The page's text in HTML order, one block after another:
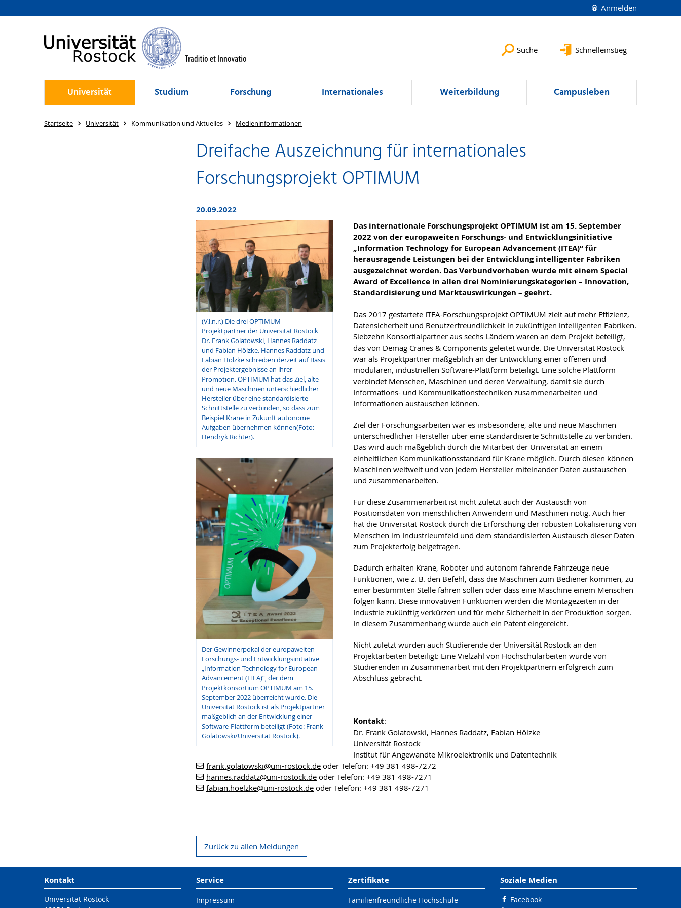
Anmelden
Suche Schnelleinstieg
Universität Studium Forschung Internationales Weiterbildung Campusleben
Startseite Universität Kommunikation und Aktuelles Medieninformationen
Dreifache Auszeichnung für internationales
Forschungsprojekt OPTIMUM
20.09.2022
(V.l.n.r.) Die drei OPTIMUM-
Projektpartner der Universität Rostock
Dr. Frank Golatowski, Hannes Raddatz
und Fabian Hölzke. Hannes Raddatz und
Fabian Hölzke schreiben derzeit auf Basis
der Projektergebnisse an ihrer
Promotion. OPTIMUM hat das Ziel, alte
und neue Maschinen unterschiedlicher
Hersteller über eine standardisierte
Schnittstelle zu verbinden, so dass zum
Beispiel Krane in Zukunft autonome
Aufgaben übernehmen können(Foto:
Hendryk Richter).
Der Gewinnerpokal der europaweiten
Forschungs- und Entwicklungsinitiative
„Information Technology for European
Advancement (ITEA)“, der dem
Projektkonsortium OPTIMUM am 15.
September 2022 überreicht wurde. Die
Universität Rostock ist als Projektpartner
maßgeblich an der Entwicklung einer
Software-Plattform beteiligt (Foto: Frank
Golatowski/Universität Rostock).
Das internationale Forschungsprojekt OPTIMUM ist am 15. September
2022 von der europaweiten Forschungs- und Entwicklungsinitiative
„Information Technology for European Advancement (ITEA)“ für
herausragende Leistungen bei der Entwicklung intelligenter Fabriken
ausgezeichnet worden. Das Verbundvorhaben wurde mit einem Special
Award of Excellence in allen drei Nominierungskategorien – Innovation,
Standardisierung und Marktauswirkungen – geehrt.
Das 2017 gestartete ITEA-Forschungsprojekt OPTIMUM zielt auf mehr Effizienz,
Datensicherheit und Benutzerfreundlichkeit in zukünftigen intelligenten Fabriken.
Siebzehn Konsortialpartner aus sechs Ländern waren an dem Projekt beteiligt,
das von Demag Cranes & Components geleitet wurde. Die Universität Rostock
war als Projektpartner maßgeblich an der Entwicklung einer offenen und
modularen, industriellen Software-Plattform beteiligt. Eine solche Plattform
verbindet Menschen, Maschinen und deren Verwaltung, damit sie durch
Informations- und Kommunikationstechniken zusammenarbeiten und
Informationen austauschen können.
Ziel der Forschungsarbeiten war es insbesondere, alte und neue Maschinen
unterschiedlicher Hersteller über eine standardisierte Schnittstelle zu verbinden.
Das wird auch maßgeblich durch die Mitarbeit der Universität an einem
einheitlichen Kommunikationsstandard für Krane möglich. Durch diesen können
Maschinen weltweit und von jedem Hersteller miteinander Daten austauschen
und zusammenarbeiten.
Für diese Zusammenarbeit ist nicht zuletzt auch der Austausch von
Positionsdaten von menschlichen Anwendern und Maschinen nötig. Auch hier
hat die Universität Rostock durch die Erforschung der robusten Lokalisierung von
Menschen im Industrieumfeld und dem standardisierten Austausch dieser Daten
zum Projekterfolg beigetragen.
Dadurch erhalten Krane, Roboter und autonom fahrende Fahrzeuge neue
Funktionen, wie z. B. den Befehl, dass die Maschinen zum Bediener kommen, zu
einer bestimmten Stelle fahren sollen oder dass eine Maschine einem Menschen
folgen kann. Diese innovativen Funktionen werden die Montagezeiten in der
Industrie zukünftig verkürzen und für mehr Sicherheit in der Produktion sorgen.
In diesem Zusammenhang wurde auch ein Patent eingereicht.
Nicht zuletzt wurden auch Studierende der Universität Rostock an den
Projektarbeiten beteiligt: Eine Vielzahl von Hochschularbeiten wurde von
Studierenden in Zusammenarbeit mit den Projektpartnern erfolgreich zum
Abschluss gebracht.
Kontakt:
Dr. Frank Golatowski, Hannes Raddatz, Fabian Hölzke
Universität Rostock
Institut für Angewandte Mikroelektronik und Datentechnik
frank.golatowski@uni-rostock.de oder Telefon: +49 381 498-7272
hannes.raddatz@uni-rostock.de oder Telefon: +49 381 498-7271
fabian.hoelzke@uni-rostock.de oder Telefon: +49 381 498-7271
Zurück zu allen Meldungen
Kontakt
Universität Rostock
Service
Impressum
Zertifikate
Familienfreundliche Hochschule
Soziale Medien
Facebook